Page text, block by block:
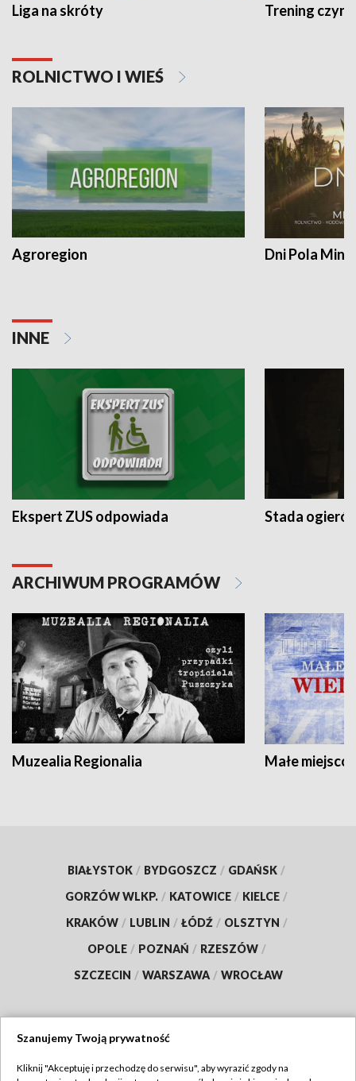
Liga na skróty Trening czyni
ROLNICTWO I WIEŚ
Agroregion Dni Pola
INNE
Ekspert ZUS odpowiada Stada
ARCHIWUM PROGRAMÓW
Muzealia Regionalia Małe
BIAŁYSTOK / BYDGOSZCZ / GDAŃSK /
GORZÓW WLKP. / KATOWICE / KIELCE /
KRAKÓW / LUBLIN / ŁÓDŹ / OLSZTYN /
OPOLE / POZNAŃ / RZESZÓW /
SZCZECIN / WARSZAWA / WROCŁAW
Szanujemy Twoją prywatność
Kliknij "Akceptuję i przechodzę do serwisu", aby wyrazić zgody na